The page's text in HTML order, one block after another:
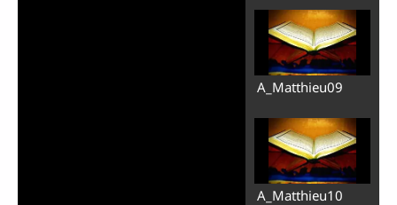
A_Matthieu09
A_Matthieu10